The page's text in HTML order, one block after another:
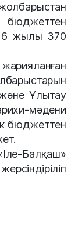
бюджеттен
жылы 370
Ұлытау
мәдени
бюджеттен
Балқаш»